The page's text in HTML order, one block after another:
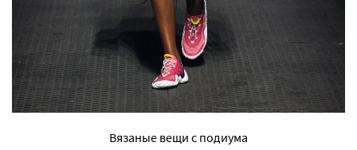
Вязаные вещи с подиума